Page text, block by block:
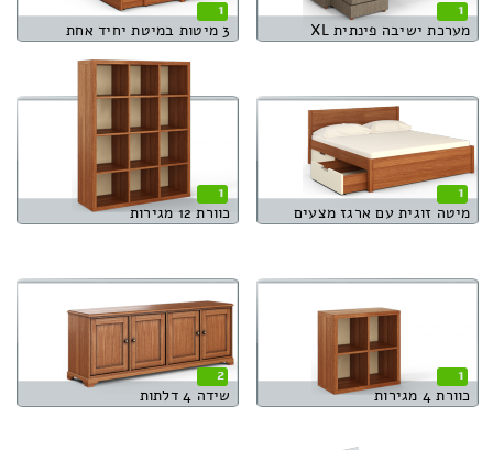
1
מערכת ישיבה פינתית XL
1
3 מיטות במיטת יחיד אחת
1
מיטה זוגית עם ארגז מצעים
1
כוורת 12 מגירות
1
כוורת 4 מגירות
2
שידה 4 דלתות